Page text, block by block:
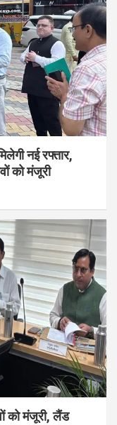
नई रफ्तार,
को मंजूरी
को मंजूरी, लैंड